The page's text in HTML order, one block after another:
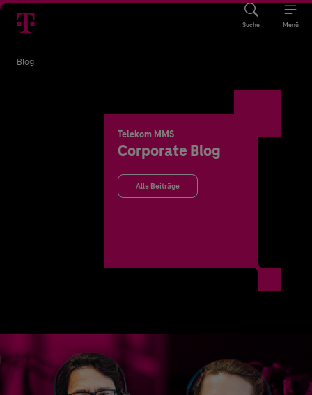
Suche Menü
Blog
Telekom MMS
Corporate Blog
Alle Beiträge